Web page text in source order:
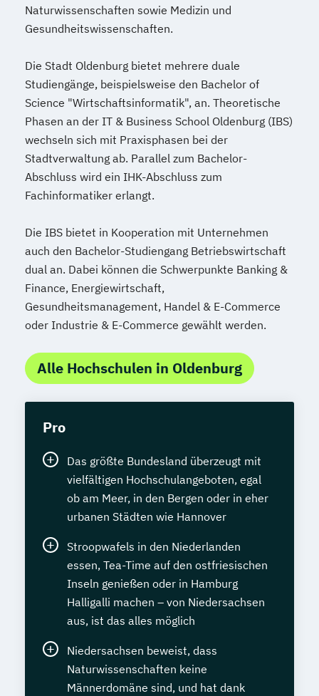
Naturwissenschaften sowie Medizin und
Gesundheitswissenschaften.
Die Stadt Oldenburg bietet mehrere duale
Studiengänge, beispielsweise den Bachelor of
Science "Wirtschaftsinformatik", an. Theoretische
Phasen an der IT & Business School Oldenburg (IBS)
wechseln sich mit Praxisphasen bei der
Stadtverwaltung ab. Parallel zum Bachelor-
Abschluss wird ein IHK-Abschluss zum
Fachinformatiker erlangt.
Die IBS bietet in Kooperation mit Unternehmen
auch den Bachelor-Studiengang Betriebswirtschaft
dual an. Dabei können die Schwerpunkte Banking &
Finance, Energiewirtschaft,
Gesundheitsmanagement, Handel & E-Commerce
oder Industrie & E-Commerce gewählt werden.
Alle Hochschulen in Oldenburg
Pro
Das größte Bundesland überzeugt mit
vielfältigen Hochschulangeboten, egal
ob am Meer, in den Bergen oder in eher
urbanen Städten wie Hannover
Stroopwafels in den Niederlanden
essen, Tea-Time auf den ostfriesischen
Inseln genießen oder in Hamburg
Halligalli machen – von Niedersachsen
aus, ist das alles möglich
Niedersachsen beweist, dass
Naturwissenschaften keine
Männerdomäne sind, und hat dank